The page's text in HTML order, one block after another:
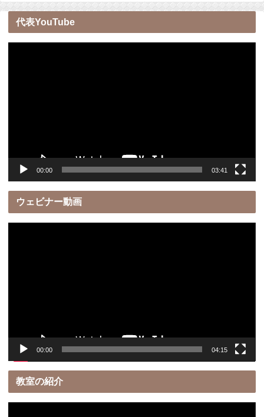
代表YouTube
00:00 03:41
ウェビナー動画
00:00 04:15
教室の紹介